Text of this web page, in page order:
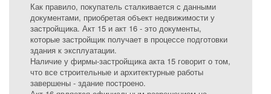
Как правило, покупатель сталкивается с данными
документами, приобретая объект недвижимости у
застройщика. Акт 15 и акт 16 - это документы,
которые застройщик получает в процессе подготовки
здания к эксплуатации.
Наличие у фирмы-застройщика акта 15 говорит о том,
что все строительные и архитектурные работы
завершены - здание построено.